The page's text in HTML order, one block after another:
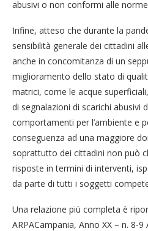
abusivi o non conformi alle
Infine, atteso che durante la
sensibilità generale dei cittadini
anche in concomitanza di un
miglioramento dello stato di
matrici, come le acque
di segnalazioni di scarichi abusivi
comportamenti per l’ambiente e
conseguenza ad una maggiore
soprattutto dei cittadini non può
risposte in termini di interventi,
da parte di tutti i soggetti
Una relazione più completa è
ARPACampania, Anno XX – n. 8-